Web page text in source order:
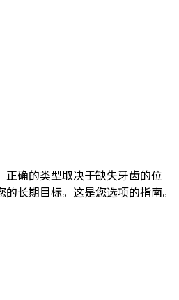
正确的类型取决于缺失牙齿的位
长期目标。这是您选项的指南。